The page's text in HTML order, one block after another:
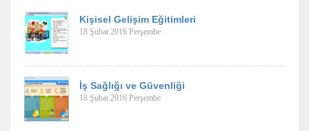
Kişisel Gelişim Eğitimleri
18 Şubat 2016 Perşembe
İş Sağlığı ve Güvenliği
18 Şubat 2016 Perşembe